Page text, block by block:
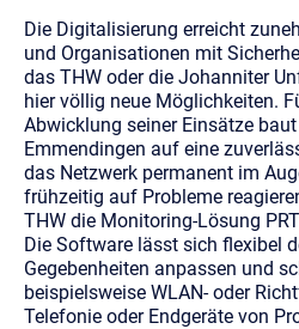
Die Digitalisierung erreicht
und Organisationen mit
das THW oder die Johanniter
hier völlig neue Möglichkeiten.
Abwicklung seiner Einsätze
Emmendingen auf eine
das Netzwerk permanent im
frühzeitig auf Probleme
THW die Monitoring-Lösung
Die Software lässt sich flexibel
Gegebenheiten anpassen und
beispielsweise WLAN- oder
Telefonie oder Endgeräte von